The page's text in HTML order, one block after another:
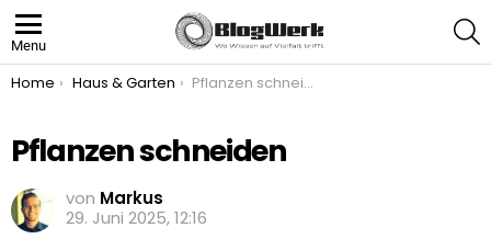
Menu
You are here:
Home Haus & Garten Pflanzen schneiden
Pflanzen schneiden
von Markus
29. Juni 2025, 12:16